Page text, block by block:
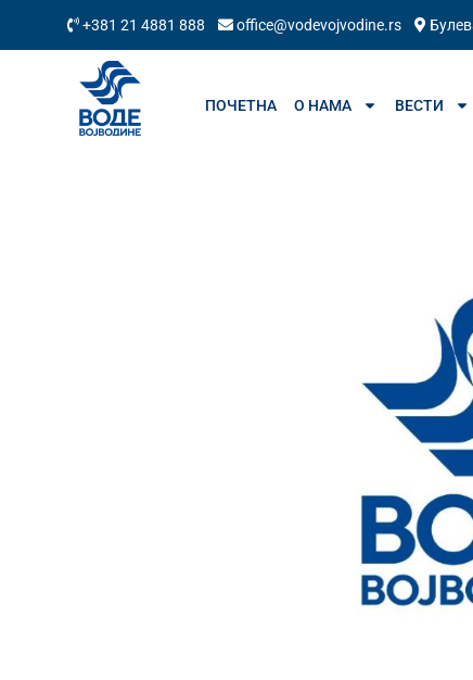
+381 21 4881 888 office@vodevojvodine.rs
ПОЧЕТНА О НАМА ВЕСТИ